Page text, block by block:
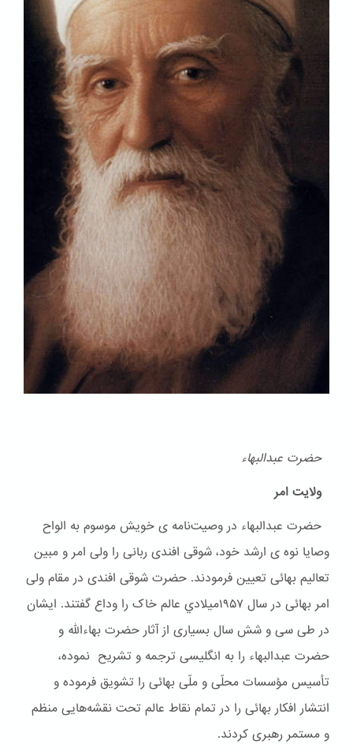
حضرت عبدالبهاء
ولایت امر
حضرت عبدالبهاء در وصیت‌نامه ی خویش موسوم به الواح
وصایا نوه ی ارشد خود، شوقی افندی ربانی را ولی امر و مبین
تعالیم بهائی تعیین فرمودند. حضرت شوقی افندی در مقام ولی
امر بهائی در سال ۱۹۵۷ميلادي عالم خاک را وداع گفتند. ایشان
در طی سی و شش سال بسیاری از آثار حضرت بهاءالله و
حضرت عبدالبهاء را به انگلیسی ترجمه و تشریح نموده،
تأسیس مؤسسات محلّی و ملّی بهائی را تشویق فرموده و
انتشار افکار بهائی را در تمام نقاط عالم تحت نقشه‌هایی منظم
و مستمر رهبری کردند.